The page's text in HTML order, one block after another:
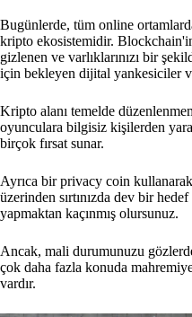
Bugünlerde, tüm online
kripto ekosistemidir.
gizlenen ve varlıklarınızı bir
için bekleyen dijital yankesiciler
Kripto alanı temelde
oyunculara bilgisiz kişilerden
birçok fırsat sunar.
Ayrıca bir privacy coin
üzerinden sırtınızda dev bir
yapmaktan kaçınmış olursunuz.
Ancak, mali durumunuzu
çok daha fazla konuda
vardır.